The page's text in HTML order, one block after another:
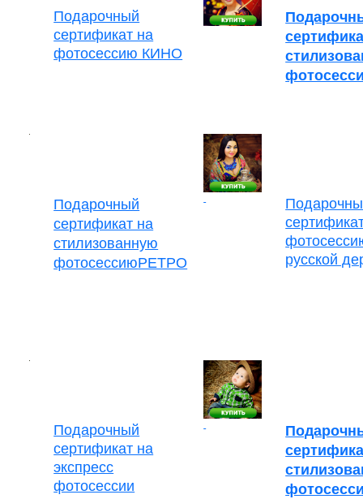
Подарочный
сертификат на
фотосессию КИНО
Подарочный
сертификат на
стилизованную
фотосессиюРЕТРО
русской
Подарочный
сертификат на
экспресс
фотосессии